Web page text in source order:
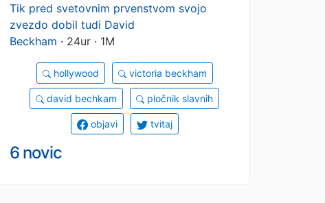
Tik pred svetovnim prvenstvom svojo
zvezdo dobil tudi David
Beckham · 24ur · 1M
hollywood victoria beckham
david bechkam pločnik slavnih
objavi tvitaj
6 novic